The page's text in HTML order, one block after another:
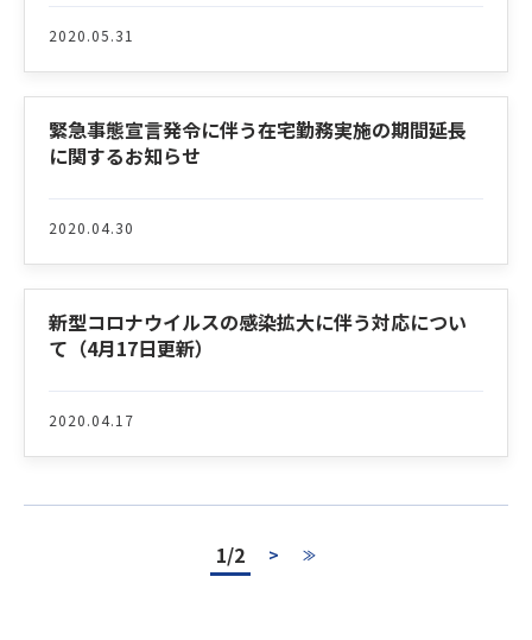
2020.05.31
緊急事態宣言発令に伴う在宅勤務実施の期間延長
に関するお知らせ
2020.04.30
新型コロナウイルスの感染拡大に伴う対応につい
て（4月17日更新）
2020.04.17
1/2 > ≫